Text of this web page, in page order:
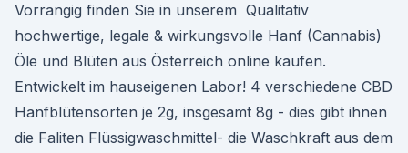
Vorrangig finden Sie in unserem Qualitativ
hochwertige, legale & wirkungsvolle Hanf (Cannabis)
Öle und Blüten aus Österreich online kaufen.
Entwickelt im hauseigenen Labor! 4 verschiedene CBD
Hanfblütensorten je 2g, insgesamt 8g - dies gibt ihnen
die Faliten Flüssigwaschmittel- die Waschkraft aus dem